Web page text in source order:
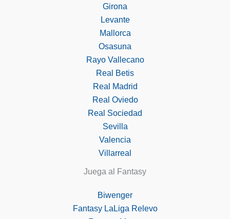
Girona
Levante
Mallorca
Osasuna
Rayo Vallecano
Real Betis
Real Madrid
Real Oviedo
Real Sociedad
Sevilla
Valencia
Villarreal
Juega al Fantasy
Biwenger
Fantasy LaLiga Relevo